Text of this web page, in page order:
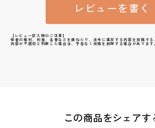
レビューを書く
【レビュー記入時のご注意】
他者の権利、利益、名誉などを損ねたり、法令に違反する内容を投稿す
内容が不適切と判断した場合は、予告なく投稿を削除する場合があります
この商品をシェアす